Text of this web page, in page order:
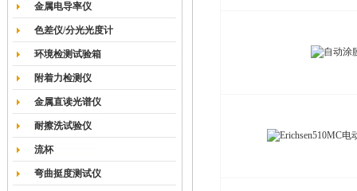
金属电导率仪
色差仪/分光光度计
环境检测试验箱
附着力检测仪
金属直读光谱仪
耐擦洗试验仪
流杯
弯曲挺度测试仪